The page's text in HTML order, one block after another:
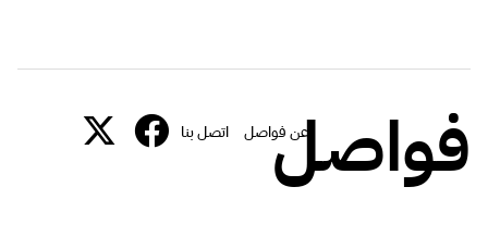
فواصل
عن فواصل اتصل بنا